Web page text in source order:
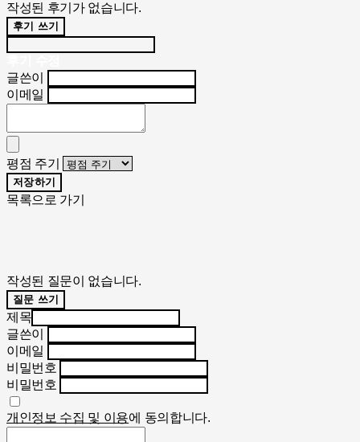
작성된 후기가 없습니다.
후기 쓰기
글쓴이
이메일
평점 주기
저장하기
목록으로 가기
작성된 질문이 없습니다.
질문 쓰기
제목
글쓴이
이메일
비밀번호
비밀번호
개인정보 수집 및 이용에 동의합니다.